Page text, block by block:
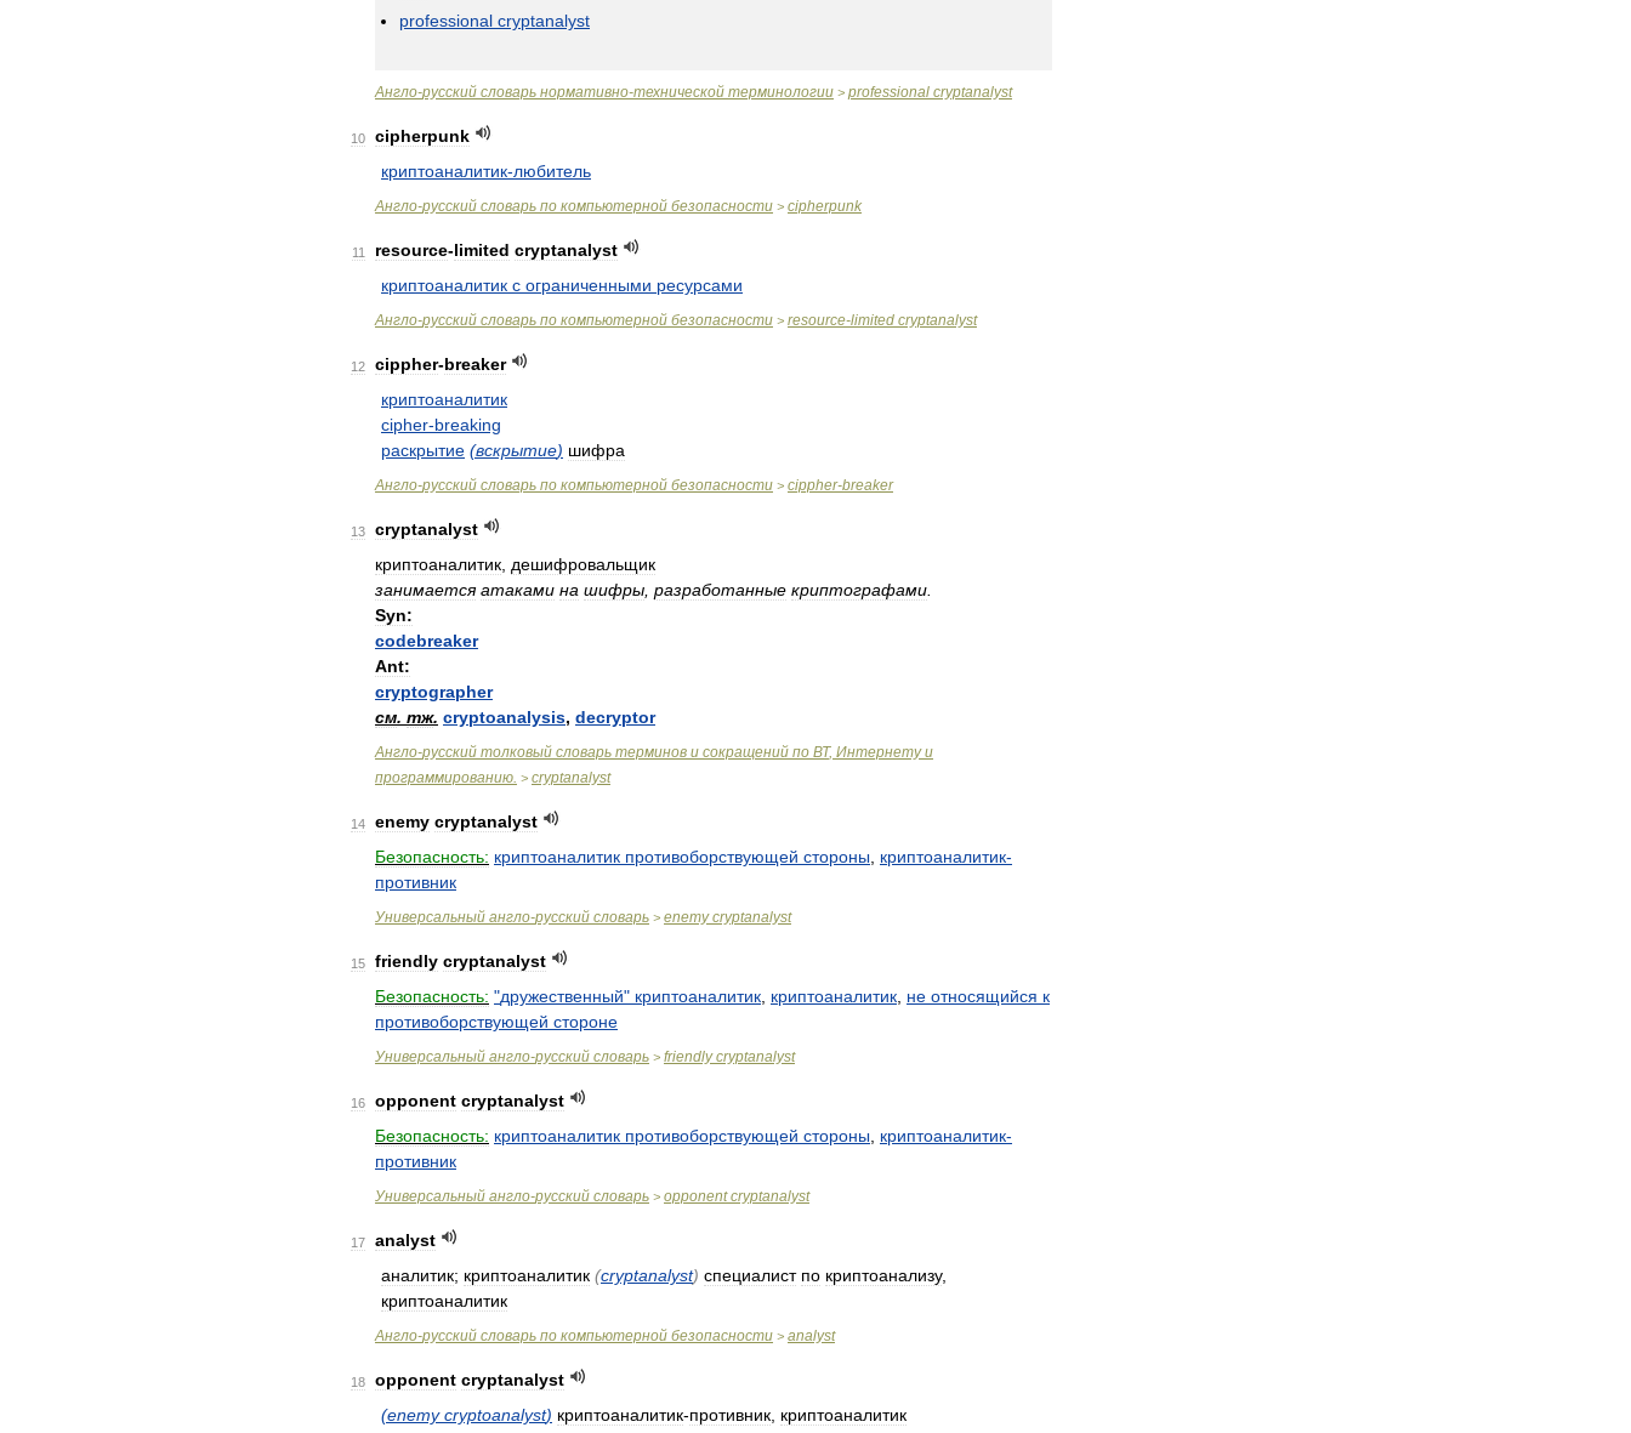
professional cryptanalyst
Англо-русский словарь нормативно-технической терминологии > professional cryptanalyst
10
cipherpunk
криптоаналитик-любитель
Англо-русский словарь по компьютерной безопасности > cipherpunk
11 resource-limited cryptanalyst
криптоаналитик с ограниченными ресурсами
Англо-русский словарь по компьютерной безопасности > resource-limited cryptanalyst
12 cippher-breaker
криптоаналитик
cipher-breaking
раскрытие (вскрытие) шифра
Англо-русский словарь по компьютерной безопасности > cippher-breaker
13
cryptanalyst
криптоаналитик дешифровальщик
занимается атаками на шифры разработанные криптографами
Syn:
codebreaker
Ant:
cryptographer
см. тж. cryptoanalysis, decryptor
Англо-русский толковый словарь терминов и сокращений по ВТ, Интернету и
программированию. > cryptanalyst
14 enemy cryptanalyst
Безопасность: криптоаналитик противоборствующей стороны криптоаналитик-
противник
Универсальный англо-русский словарь > enemy cryptanalyst
15 friendly cryptanalyst
Безопасность: "дружественный" криптоаналитик криптоаналитик не относящийся к
противоборствующей стороне
Универсальный англо-русский словарь > friendly cryptanalyst
16 opponent cryptanalyst
Безопасность: криптоаналитик противоборствующей стороны криптоаналитик-
противник
Универсальный англо-русский словарь > opponent cryptanalyst
17
analyst
аналитик; криптоаналитик (cryptanalyst) специалист по криптоанализу,
криптоаналитик
Англо-русский словарь по компьютерной безопасности > analyst
18 opponent cryptanalyst
(enemy cryptoanalyst) криптоаналитик-противник криптоаналитик